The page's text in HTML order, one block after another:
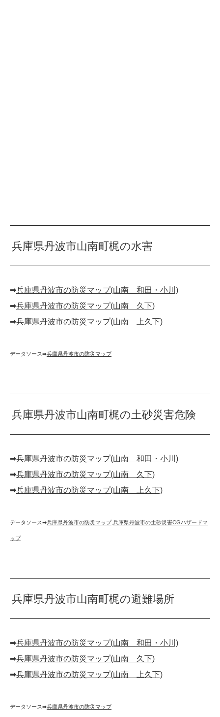
兵庫県丹波市山南町梶の水害
➡︎兵庫県丹波市の防災マップ(山南 和田・小川)
➡︎兵庫県丹波市の防災マップ(山南 久下)
➡︎兵庫県丹波市の防災マップ(山南 上久下)
データソース➡︎兵庫県丹波市の防災マップ
兵庫県丹波市山南町梶の土砂災害危険
➡︎兵庫県丹波市の防災マップ(山南 和田・小川)
➡︎兵庫県丹波市の防災マップ(山南 久下)
➡︎兵庫県丹波市の防災マップ(山南 上久下)
データソース➡︎兵庫県丹波市の防災マップ,兵庫県丹波市の土砂災害CGハザードマ
ップ
兵庫県丹波市山南町梶の避難場所
➡︎兵庫県丹波市の防災マップ(山南 和田・小川)
➡︎兵庫県丹波市の防災マップ(山南 久下)
➡︎兵庫県丹波市の防災マップ(山南 上久下)
データソース➡︎兵庫県丹波市の防災マップ